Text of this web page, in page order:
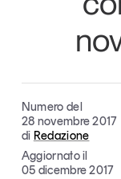
Retail e
Magazine
Articoli
Opinioni
Numero del
28 novembre 2017
di Redazione
Aggiornato il
05 dicembre 2017